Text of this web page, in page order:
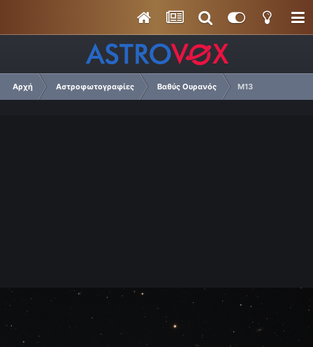
Αρχή Αστροφωτογραφίες Βαθύς Ουρανός Μ13